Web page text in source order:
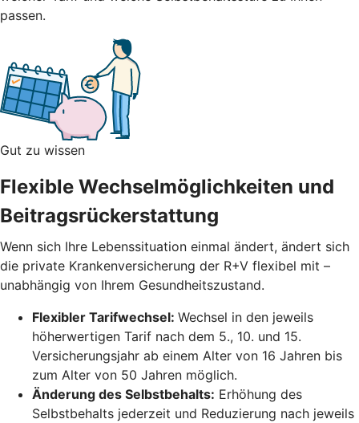
passen.
Gut zu wissen
Flexible Wechselmöglichkeiten und
Beitragsrückerstattung
Wenn sich Ihre Lebenssituation einmal ändert, ändert sich
die private Krankenversicherung der R+V flexibel mit –
unabhängig von Ihrem Gesundheitszustand.
Flexibler Tarifwechsel: Wechsel in den jeweils
höherwertigen Tarif nach dem 5., 10. und 15.
Versicherungsjahr ab einem Alter von 16 Jahren bis
zum Alter von 50 Jahren möglich.
Änderung des Selbstbehalts: Erhöhung des
Selbstbehalts jederzeit und Reduzierung nach jeweils